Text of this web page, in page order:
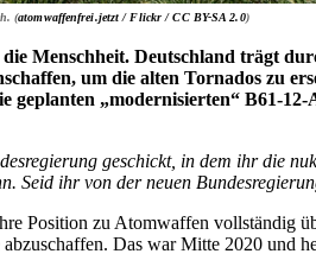
(atomwaffenfrei.jetzt / Flickr / CC BY-SA 2.0)
Menschheit. Deutschland trägt
um die alten Tornados zu
geplanten „modernisierten“ B61-
geschickt, in dem ihr die
Seid ihr von der neuen
Position zu Atomwaffen vollständig
Das war Mitte 2020 und